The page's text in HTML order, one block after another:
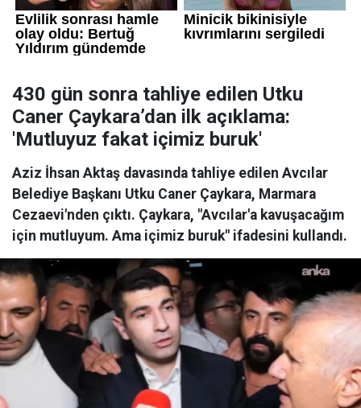
430 gün sonra tahliye edilen Utku
Caner Çaykara’dan ilk açıklama:
'Mutluyuz fakat içimiz buruk'
Aziz İhsan Aktaş davasında tahliye edilen Avcılar
Belediye Başkanı Utku Caner Çaykara, Marmara
Cezaevi'nden çıktı. Çaykara, "Avcılar'a kavuşacağım
için mutluyum. Ama içimiz buruk" ifadesini kullandı.